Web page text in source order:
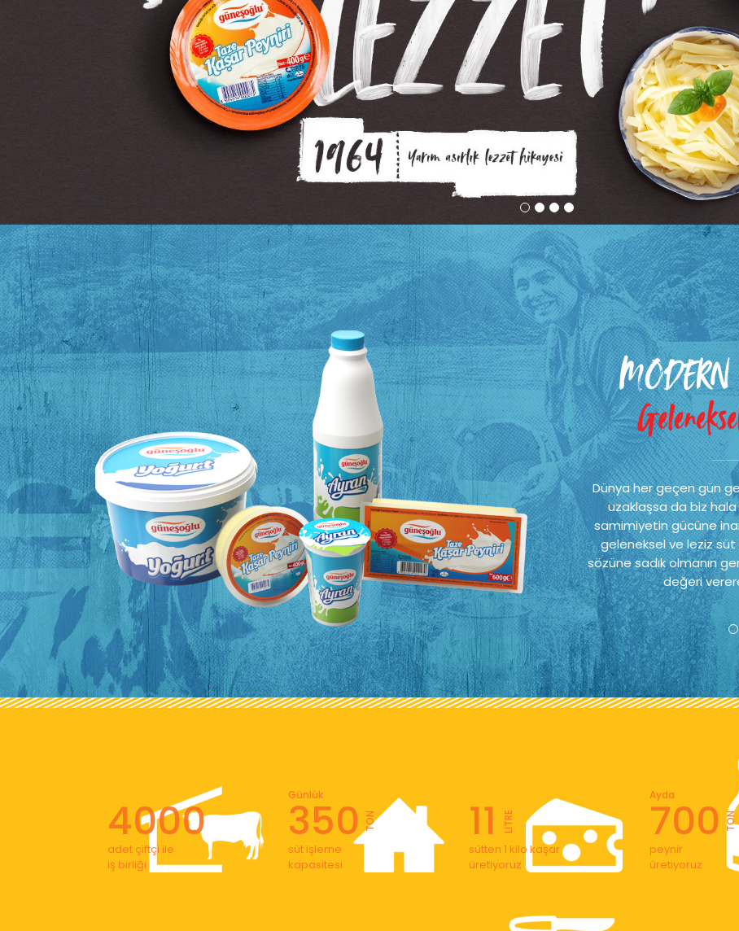
Dünya her geçen gün
uzaklaşsa da biz
samimiyetin gücüne
geleneksel ve leziz
sözüne sadık olmanın
değeri
4000
adet çiftçi ile
iş birliği
350
Günlük
TON
süt işleme
kapasitesi
11 LİTRE
sütten 1 kilo kaşar
üretiyoruz
700
Ayda
TON
peynir
üretiyoruz